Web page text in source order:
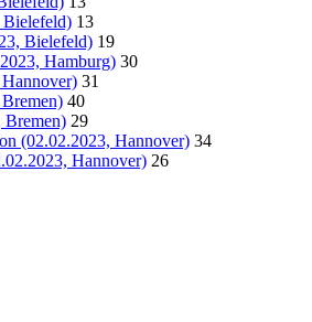
13
Bielefeld) 19
Hamburg) 30
31
40
29
(02.02.2023, Hannover) 34
Hannover) 26